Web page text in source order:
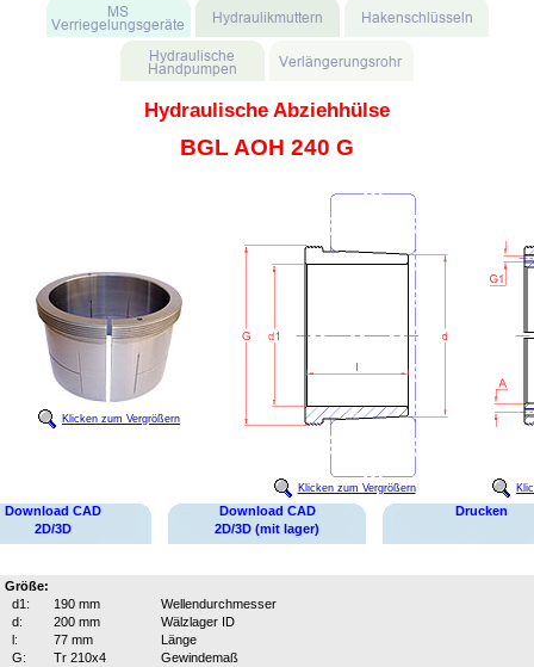
Hydraulische Abziehhülse
BGL AOH 240 G
Klicken zum Vergrößern
Klicken zum Vergrößern
Download CAD
2D/3D
Download CAD
2D/3D (mit lager)
Drucken
Größe:
d1:
190 mm
Wellendurchmesser
d:
200 mm
Wälzlager ID
l:
77 mm
Länge
G:
Tr 210x4
Gewindemaß